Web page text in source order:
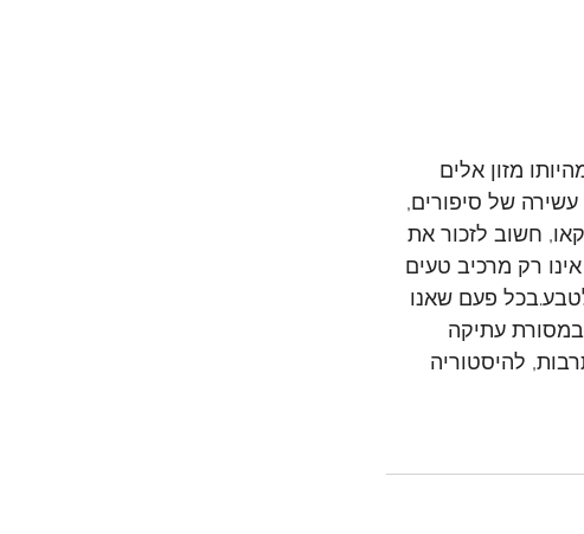
מזון אלים
עשירה של סיפורים,
חשוב לזכור את
רק מרכיב טעים
פעם שאנו
עתיקה
להיסטוריה